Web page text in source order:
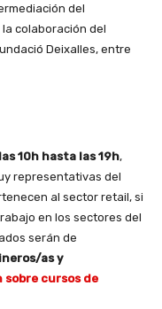
del
la colaboración del
Deixalles, entre
10h hasta las 19h,
representativas del
al sector retail, si
en los sectores del
serán de
as y
cursos de